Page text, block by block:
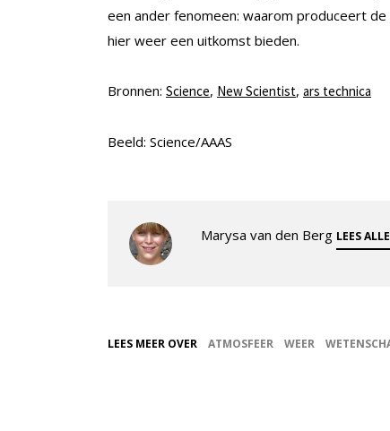
een ander fenomeen: waarom produceert
hier weer een uitkomst bieden.
Bronnen: Science, New Scientist, ars technica
Beeld: Science/AAAS
Marysa van den Berg LEES
LEES MEER OVER ATMOSFEER WEER